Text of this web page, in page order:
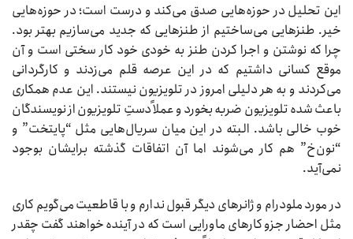
این تحلیل در حوزه‌هایی صدق می‌‌کند و درست است؛ در حوزه‌هایی
خیر. طنزهایی می‌ساختیم از طنزهایی که جدید می‌سازیم بهتر بود.
چرا که نوشتن و اجرا کردن طنز به خودی خود کار سختی است و آن
موقع کسانی داشتیم که در این عرصه قلم می‌زدند و کارگردانی
می‌کردند و به هر دلیلی امروز در تلویزیون نیستند. این عدم همکاری
باعث شده تلویزیون ضربه بخورد و عملاً دستِ تلویزیون از نویسندگان
خوب خالی باشد. البته در این میان سریال‌هایی مثل “پایتخت” و
“نون‌خ” هم کار می‌شوند اما آن اتفاقات گذشته برایشان بوجود
نمی‌آید.
در مورد ملودرام و ژانرهای دیگر قبول ندارم و با قاطعیت می‌گویم کاری
مثل احضار جزو کارهای ماورایی است که در آینده خواهند گفت چقدر